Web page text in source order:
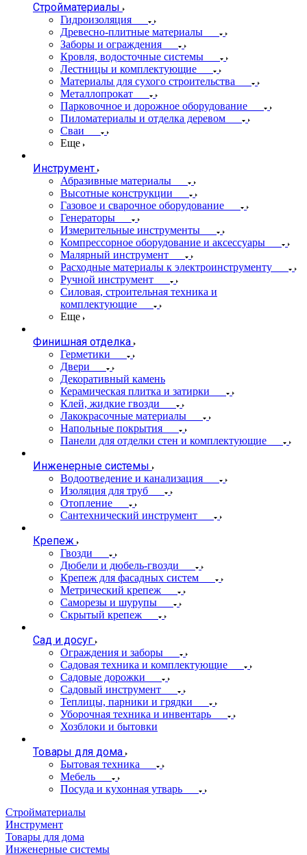
Стройматериалы
Гидроизоляция
Древесно-плитные материалы
Заборы и ограждения
Кровля, водосточные системы
Лестницы и комплектующие
Материалы для сухого строительства
Металлопрокат
Парковочное и дорожное оборудование
Пиломатериалы и отделка деревом
Сваи
Еще
Инструмент
Абразивные материалы
Высотные конструкции
Газовое и сварочное оборудование
Генераторы
Измерительные инструменты
Компрессорное оборудование и аксессуары
Малярный инструмент
Расходные материалы к электроинструменту
Ручной инструмент
Силовая, строительная техника и
комплектующие
Еще
Финишная отделка
Герметики
Двери
Декоративный камень
Керамическая плитка и затирки
Клей, жидкие гвозди
Лакокрасочные материалы
Напольные покрытия
Панели для отделки стен и комплектующие
Инженерные системы
Водоотведение и канализация
Изоляция для труб
Отопление
Сантехнический инструмент
Крепеж
Гвозди
Дюбели и дюбель-гвозди
Крепеж для фасадных систем
Метрический крепеж
Саморезы и шурупы
Скрытый крепеж
Сад и досуг
Ограждения и заборы
Садовая техника и комплектующие
Садовые дорожки
Садовый инструмент
Теплицы, парники и грядки
Уборочная техника и инвентарь
Хозблоки и бытовки
Товары для дома
Бытовая техника
Мебель
Посуда и кухонная утварь
Стройматериалы
Инструмент
Товары для дома
Инженерные системы